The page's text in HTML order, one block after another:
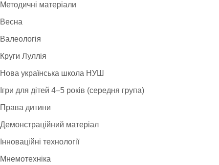
Методичні матеріали
Весна
Валеологія
Круги Луллія
Нова українська школа НУШ
Ігри для дітей 4–5 років (середня група)
Права дитини
Демонстраційний матеріал
Інноваційні технології
Мнемотехніка